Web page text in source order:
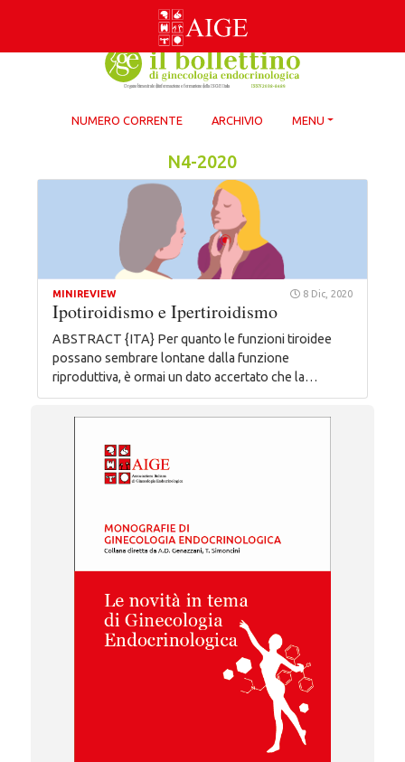
NUMERO CORRENTE ARCHIVIO MENU
N4-2020
MINIREVIEW 8 Dic, 2020
Ipotiroidismo e Ipertiroidismo
ABSTRACT {ITA} Per quanto le funzioni tiroidee
possano sembrare lontane dalla funzione
riproduttiva, è ormai un dato accertato che la…